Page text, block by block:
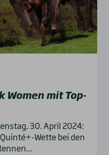
Women mit Top-
30. April 2024:
Wette bei den